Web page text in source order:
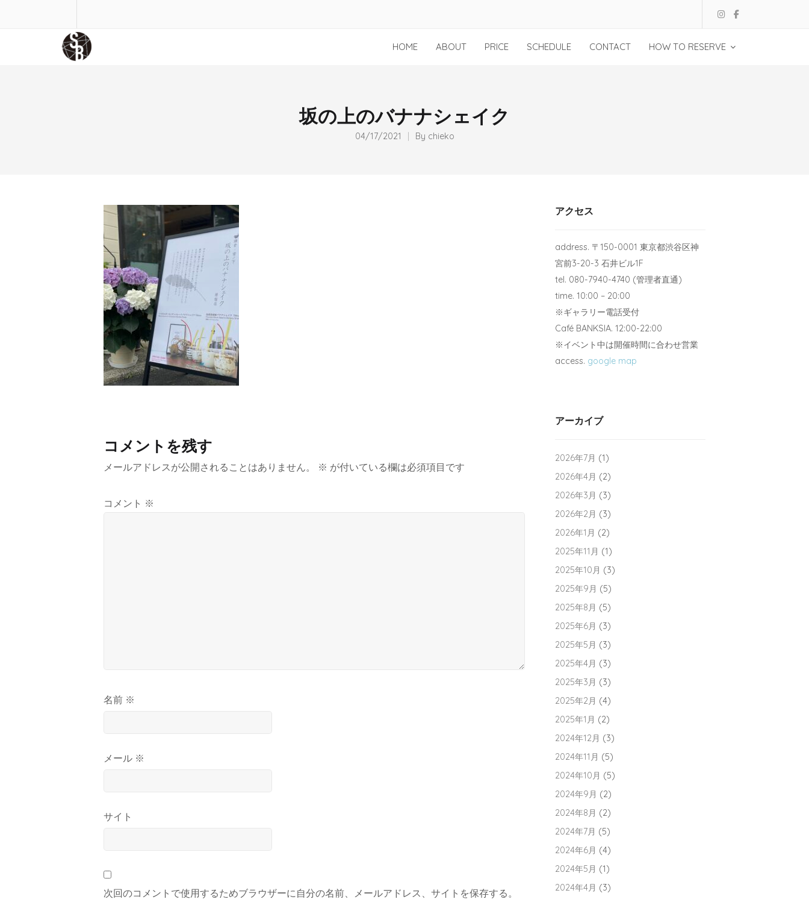
HOME ABOUT PRICE SCHEDULE CONTACT HOW TO RESERVE
坂の上のバナナシェイク
04/17/2021 By chieko
コメントを残す
メールアドレスが公開されることはありません。 ※ が付いている欄は必須項目です
コメント ※
名前 ※
メール ※
サイト
次回のコメントで使用するためブラウザーに自分の名前、メールアドレス、サイトを保存する。
アクセス
address. 〒150-0001 東京都渋谷区神
宮前3-20-3 石井ビル1F
tel. 080-7940-4740 (管理者直通)
time. 10:00 – 20:00
※ギャラリー電話受付
Café BANKSIA. 12:00-22:00
※イベント中は開催時間に合わせ営業
access. google map
アーカイブ
2026年7月 (1)
2026年4月 (2)
2026年3月 (3)
2026年2月 (3)
2026年1月 (2)
2025年11月 (1)
2025年10月 (3)
2025年9月 (5)
2025年8月 (5)
2025年6月 (3)
2025年5月 (3)
2025年4月 (3)
2025年3月 (3)
2025年2月 (4)
2025年1月 (2)
2024年12月 (3)
2024年11月 (5)
2024年10月 (5)
2024年9月 (2)
2024年8月 (2)
2024年7月 (5)
2024年6月 (4)
2024年5月 (1)
2024年4月 (3)